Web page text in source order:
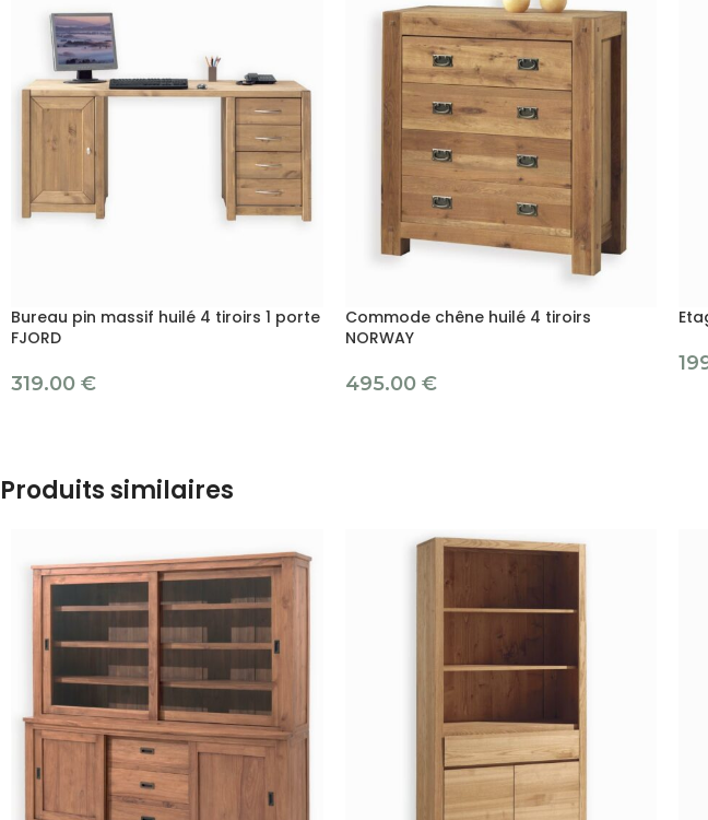
Bureau pin massif huilé 4 tiroirs 1 porte
FJORD
319.00 €
Commode chêne huilé 4 tiroirs
NORWAY
495.00 €
Produits similaires